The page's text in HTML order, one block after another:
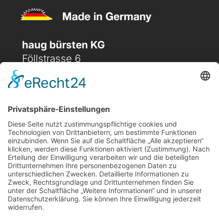
haug bürsten KG
Föllstrasse 6
D-86343 Königsbrunn
 (+49) 08231 / 96 30 96
 office@haugbuersten.de
Weitere Seiten
Hygienesortiment
Haushaltssortiment
Ansprechpartner